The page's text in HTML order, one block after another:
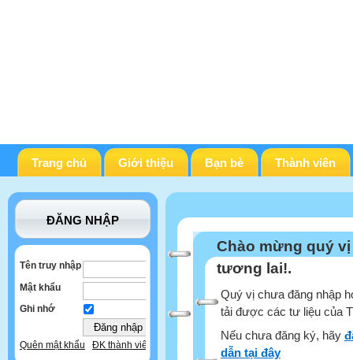
Trang chủ Giới thiệu Bạn bè Thành viên
ĐĂNG NHẬP
Tên truy nhập
Mật khẩu
Ghi nhớ
Quên mật khẩu ĐK thành viên
Chào mừng quý
tương lai!.
Quý vị chưa đăng nhập
tải được các tư liệu của
Nếu chưa đăng ký, hãy
dẫn tại đây